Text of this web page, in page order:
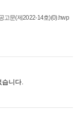
고문(제2022-14호)(0).hwp